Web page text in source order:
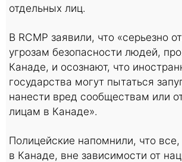
отдельных лиц.
В RCMP заявили, что «серьезно
угрозам безопасности людей,
Канаде, и осознают, что
государства могут пытаться
нанести вред сообществам или
лицам в Канаде».
Полицейские напомнили, что
в Канаде, вне зависимости от